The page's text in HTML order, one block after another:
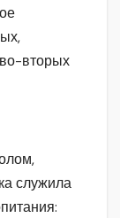
вторых
служила